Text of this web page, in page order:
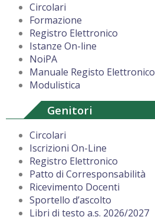
Circolari
Formazione
Registro Elettronico
Istanze On-line
NoiPA
Manuale Registo Elettronico
Modulistica
Genitori
Circolari
Iscrizioni On-Line
Registro Elettronico
Patto di Corresponsabilità
Ricevimento Docenti
Sportello d’ascolto
Libri di testo a.s. 2026/2027